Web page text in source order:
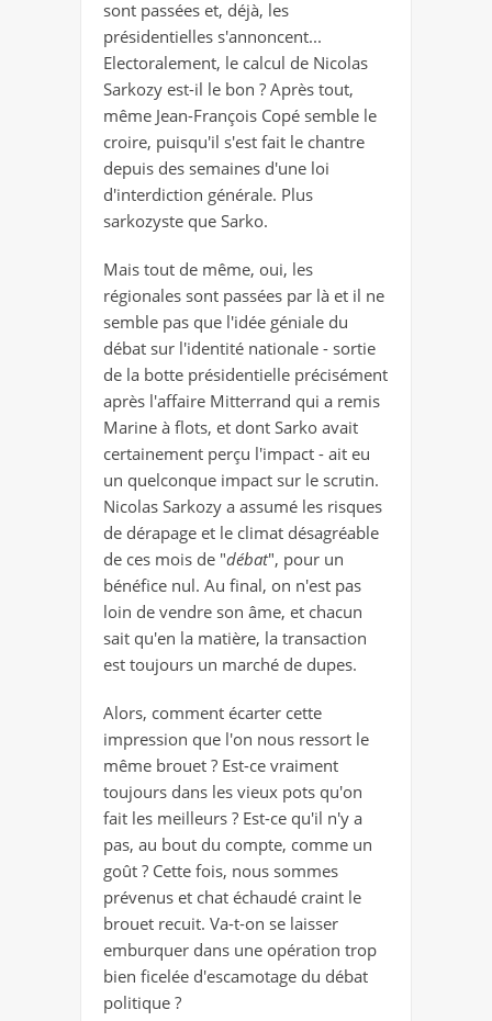
sont passées et, déjà, les
présidentielles s'annoncent...
Electoralement, le calcul de Nicolas
Sarkozy est-il le bon ? Après tout,
même Jean-François Copé semble le
croire, puisqu'il s'est fait le chantre
depuis des semaines d'une loi
d'interdiction générale. Plus
sarkozyste que Sarko.
Mais tout de même, oui, les
régionales sont passées par là et il ne
semble pas que l'idée géniale du
débat sur l'identité nationale - sortie
de la botte présidentielle précisément
après l'affaire Mitterrand qui a remis
Marine à flots, et dont Sarko avait
certainement perçu l'impact - ait eu
un quelconque impact sur le scrutin.
Nicolas Sarkozy a assumé les risques
de dérapage et le climat désagréable
de ces mois de "débat", pour un
bénéfice nul. Au final, on n'est pas
loin de vendre son âme, et chacun
sait qu'en la matière, la transaction
est toujours un marché de dupes.
Alors, comment écarter cette
impression que l'on nous ressort le
même brouet ? Est-ce vraiment
toujours dans les vieux pots qu'on
fait les meilleurs ? Est-ce qu'il n'y a
pas, au bout du compte, comme un
goût ? Cette fois, nous sommes
prévenus et chat échaudé craint le
brouet recuit. Va-t-on se laisser
emburquer dans une opération trop
bien ficelée d'escamotage du débat
politique ?